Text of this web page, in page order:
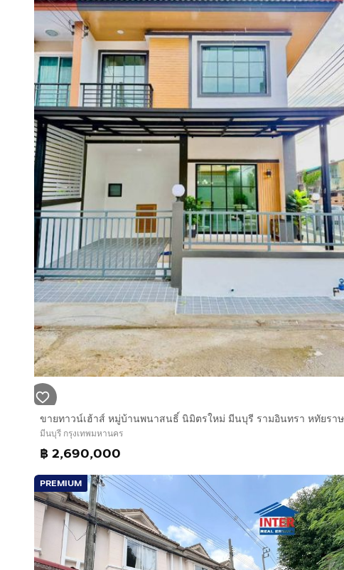
มีนบุรี กรุงเทพมหานคร
฿ 2,690,000
PREMIUM